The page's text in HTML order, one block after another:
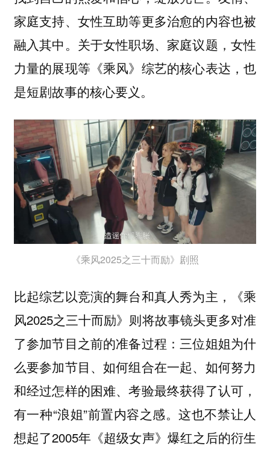
家庭支持、女性互助等更多治愈的内容也被
融入其中。关于女性职场、家庭议题，女性
力量的展现等《乘风》综艺的核心表达，也
是短剧故事的核心要义。
《乘风2025之三十而励》剧照
比起综艺以竞演的舞台和真人秀为主，《乘
风2025之三十而励》则将故事镜头更多对准
了参加节目之前的准备过程：三位姐姐为什
么要参加节目、如何组合在一起、如何努力
和经过怎样的困难、考验最终获得了认可，
有一种“浪姐”前置内容之感。这也不禁让人
想起了2005年《超级女声》爆红之后的衍生